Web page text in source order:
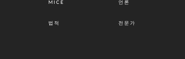
MICE
법적
언론
전문가